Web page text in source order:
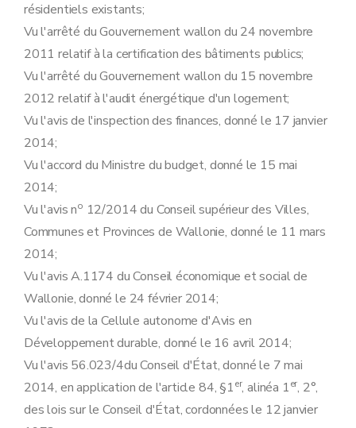
Art. 51
Art. 52
Section 4
Disposition particulière et exceptions à l'obligation de disposer d'un certificat PEB
Art. 53
Chapitre III Statuts et missions des certificateurs PEB
Art. 54
Art. 55
Titre V Agréments
Sous-section 1re
Formation des responsables PEB
Art. 57
Section 2
Conditions relatives aux examens
Art. 58
Art. 59
Art. 60
Chapitre II Procédure d'agrément
Section 1
Procédure d'agrément nécessitant le suivi d'une formation et la réussite d'un examen
Sous-section 1re
Composition du dossier de demande
Art. 61
Art. 62
Art. 63
Sous-section 2 Instruction des demandes et décision
Art. 64
résidentiels existants;
Vu l'arrêté du Gouvernement wallon du 24 novembre
2011 relatif à la certification des bâtiments publics;
Vu l'arrêté du Gouvernement wallon du 15 novembre
2012 relatif à l'audit énergétique d'un logement;
Vu l'avis de l'inspection des finances, donné le 17 janvier
2014;
Vu l'accord du Ministre du budget, donné le 15 mai
2014;
Vu l'avis no 12/2014 du Conseil supérieur des Villes,
Communes et Provinces de Wallonie, donné le 11 mars
2014;
Vu l'avis A.1174 du Conseil économique et social de
Wallonie, donné le 24 février 2014;
Vu l'avis de la Cellule autonome d'Avis en
Développement durable, donné le 16 avril 2014;
Vu l'avis 56.023/4du Conseil d'État, donné le 7 mai
2014, en application de l'article 84, §1er, alinéa 1er, 2°,
des lois sur le Conseil d'État, cordonnées le 12 janvier